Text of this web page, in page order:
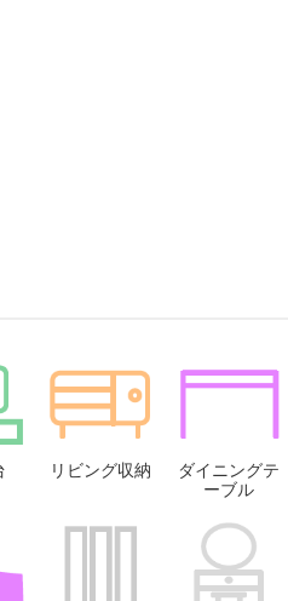
リビング収納
ダイニングテ
ーブル